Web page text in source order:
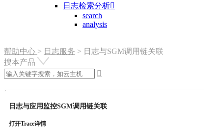
日志检索分析
search
analysis
帮助中心 > 日志服务 > 日志与SGM调用链关联
搜本产品

日志与应用监控SGM调用链关联
打开Trace详情